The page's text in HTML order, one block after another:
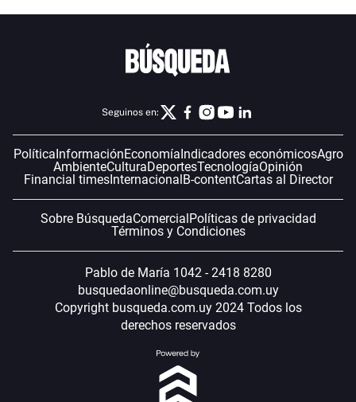
Seguinos en:
PolíticaInformaciónEconomíaIndicadores económicosAgro
AmbienteCulturaDeportesTecnologíaOpinión
Financial timesInternacionalB-contentCartas al Director
Sobre BúsquedaComercialPolíticas de privacidad
Términos y Condiciones
Pablo de María 1042 - 2418 8280
busquedaonline@busqueda.com.uy
Copyright busqueda.com.uy 2024 Todos los
derechos reservados